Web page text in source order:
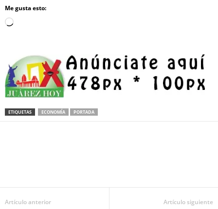
Me gusta esto:
Loading…
ETIQUETAS ECONOMÍA PORTADA
Artículo anterior Artículo siguiente